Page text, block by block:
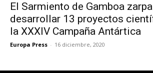
El Sarmiento de Gamboa
desarrollar 13 proyectos
la XXXIV Campaña Antártica
Europa Press - 16 diciembre, 2020